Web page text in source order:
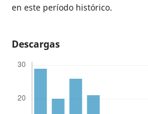
en este período histórico.
Descargas